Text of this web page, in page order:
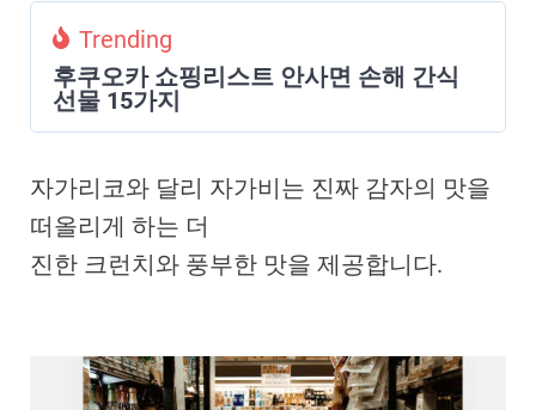
Trending
후쿠오카 쇼핑리스트 안사면 손해 간식
선물 15가지
자가리코와 달리 자가비는 진짜 감자의 맛을
떠올리게 하는 더
진한 크런치와 풍부한 맛을 제공합니다.